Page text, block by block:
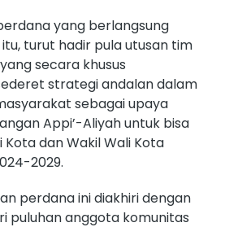
yang berlangsung
turut hadir pula utusan tim
secara khusus
strategi andalan dalam
sebagai upaya
Appi’-Aliyah untuk bisa
dan Wakil Wali Kota
2029.
perdana ini diakhiri dengan
puluhan anggota komunitas